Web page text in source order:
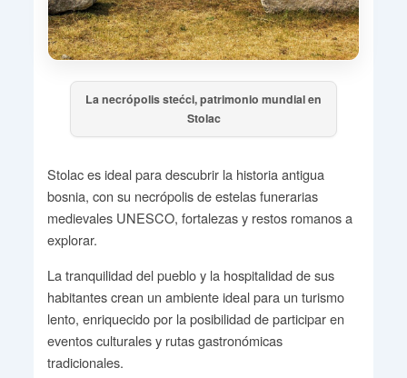
La necrópolis stećci, patrimonio mundial en
Stolac
Stolac es ideal para descubrir la historia antigua
bosnia, con su necrópolis de estelas funerarias
medievales UNESCO, fortalezas y restos romanos a
explorar.
La tranquilidad del pueblo y la hospitalidad de sus
habitantes crean un ambiente ideal para un turismo
lento, enriquecido por la posibilidad de participar en
eventos culturales y rutas gastronómicas
tradicionales.